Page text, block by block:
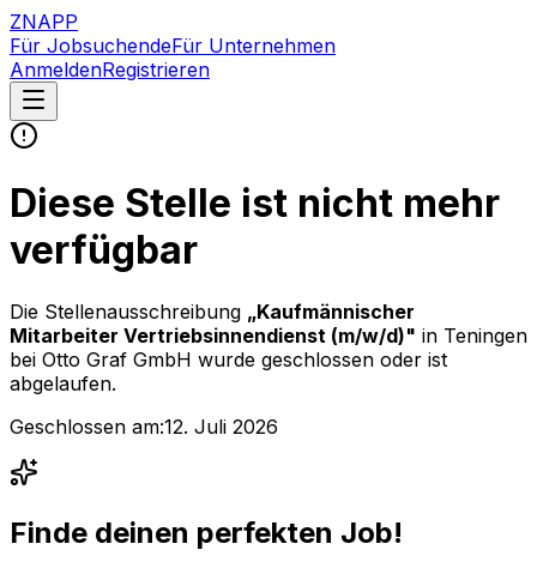
ZNAPP
Für JobsuchendeFür Unternehmen
AnmeldenRegistrieren
Diese Stelle ist nicht mehr
verfügbar
Die Stellenausschreibung „Kaufmännischer
Mitarbeiter Vertriebsinnendienst (m/w/d)" in Teningen
bei Otto Graf GmbH wurde geschlossen oder ist
abgelaufen.
Geschlossen am:12. Juli 2026
Finde deinen perfekten Job!